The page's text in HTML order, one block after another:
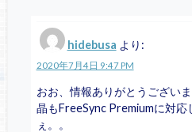
hidebusa より:
2020年7月4日 9:47 PM
おお、情報ありがとうござい
晶もFreeSync Premiumに対応
ぇ。。